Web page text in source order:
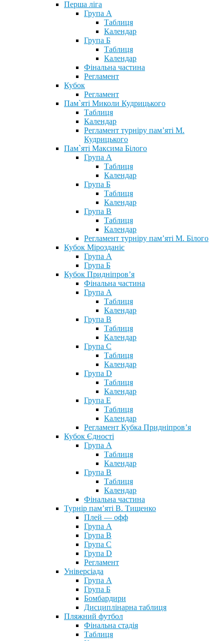
Перша ліга
Група А
Таблиця
Календар
Група Б
Таблиця
Календар
Фінальна частина
Регламент
Кубок
Регламент
Пам`яті Миколи Кудрицького
Таблиця
Календар
Регламент турніру пам’яті М.
Кудрицького
Пам`яті Максима Білого
Група А
Таблиця
Календар
Група Б
Таблиця
Календар
Група В
Таблиця
Календар
Регламент турніру пам’яті М. Білого
Кубок Мірозданіє
Група А
Група Б
Кубок Придніпров’я
Фінальна частина
Група А
Таблиця
Календар
Група В
Таблиця
Календар
Група С
Таблиця
Календар
Група D
Таблиця
Календар
Група Е
Таблиця
Календар
Регламент Кубка Придніпров’я
Кубок Єдності
Група А
Таблиця
Календар
Група В
Таблиця
Календар
Фінальна частина
Турнір пам’яті В. Тищенко
Плей — офф
Група А
Група B
Група С
Група D
Регламент
Універсіада
Група А
Група Б
Бомбардири
Дисциплінарна таблиця
Пляжний футбол
Фінальна стадія
Таблиця